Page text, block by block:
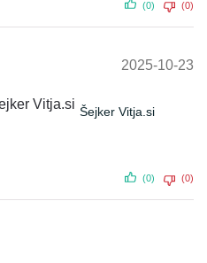
(0) (0)
2025-10-23
Šejker Vitja.si
(0) (0)